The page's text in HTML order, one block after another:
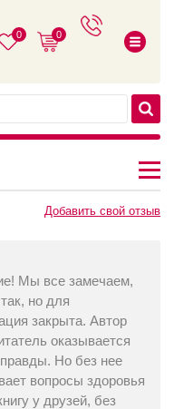
0 0
Добавить свой отзыв
Мы все замечаем,
но для
закрыта. Автор
оказывается
Но без нее
вопросы здоровья
у друзей, без